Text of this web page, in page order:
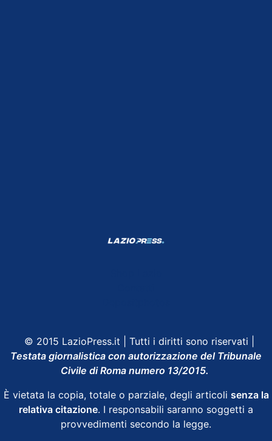
© 2015 LazioPress.it | Tutti i diritti sono riservati |
Testata giornalistica con autorizzazione del Tribunale
Civile di Roma numero 13/2015.
È vietata la copia, totale o parziale, degli articoli senza la
relativa citazione. I responsabili saranno soggetti a
provvedimenti secondo la legge.